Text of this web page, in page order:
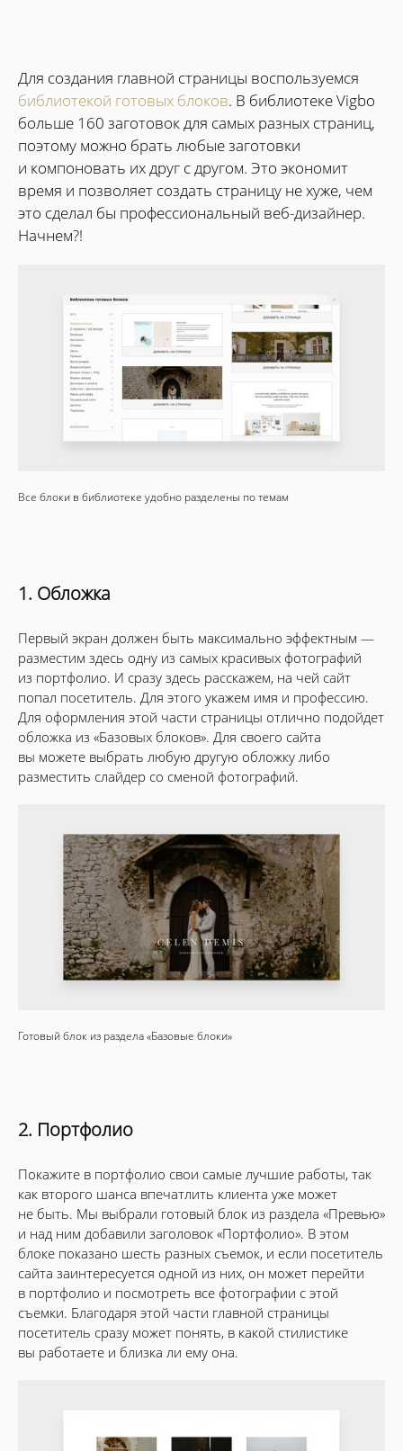
Для создания главной страницы воспользуемся
библиотекой готовых блоков. В библиотеке Vigbo
больше 160 заготовок для самых разных страниц,
поэтому можно брать любые заготовки
и компоновать их друг с другом. Это экономит
время и позволяет создать страницу не хуже, чем
это сделал бы профессиональный веб-дизайнер.
Начнем?!
Все блоки в библиотеке удобно разделены по темам
1. Обложка
Первый экран должен быть максимально эффектным —
разместим здесь одну из самых красивых фотографий
из портфолио. И сразу здесь расскажем, на чей сайт
попал посетитель. Для этого укажем имя и профессию.
Для оформления этой части страницы отлично подойдет
обложка из «Базовых блоков». Для своего сайта
вы можете выбрать любую другую обложку либо
разместить слайдер со сменой фотографий.
Готовый блок из раздела «Базовые блоки»
2. Портфолио
Покажите в портфолио свои самые лучшие работы, так
как второго шанса впечатлить клиента уже может
не быть. Мы выбрали готовый блок из раздела «Превью»
и над ним добавили заголовок «Портфолио». В этом
блоке показано шесть разных съемок, и если посетитель
сайта заинтересуется одной из них, он может перейти
в портфолио и посмотреть все фотографии с этой
съемки. Благодаря этой части главной страницы
посетитель сразу может понять, в какой стилистике
вы работаете и близка ли ему она.